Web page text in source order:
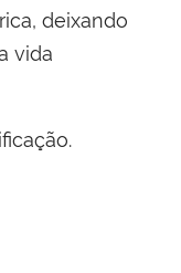
deixando
vida